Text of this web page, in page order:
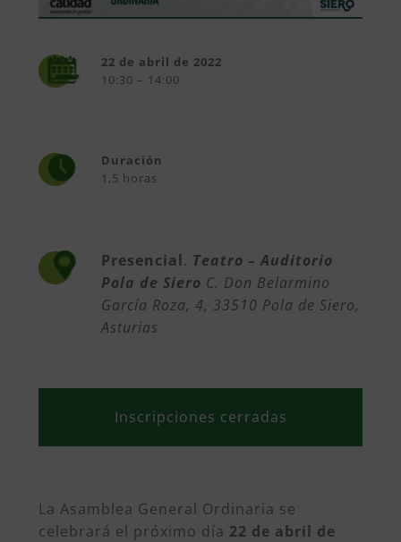
22 de abril de 2022
10:30 – 14:00
Duración
1,5 horas
Presencial. Teatro – Auditorio
Pola de Siero C. Don Belarmino
García Roza, 4, 33510 Pola de Siero,
Asturias
Inscripciones cerradas
La Asamblea General Ordinaria se
celebrará el próximo día 22 de abril de